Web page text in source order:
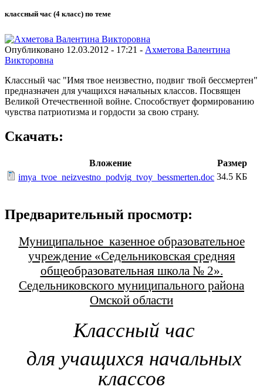
классный час (4 класс) по теме
Опубликовано 12.03.2012 - 17:21 - Ахметова Валентина
Викторовна
Классный час "Имя твое неизвестно, подвиг твой бессмертен"
предназначен для учащихся начальных классов. Посвящен
Великой Отечественной войне. Способствует формированию
чувства патриотизма и гордости за свою страну.
Скачать:
Вложение
Размер
imya_tvoe_neizvestno_podvig_tvoy_bessmerten.doc 34.5 КБ
Предварительный просмотр:
Муниципальное казенное образовательное
учреждение «Седельниковская средняя
общеобразовательная школа № 2».
Седельниковского муниципального района
Омской области
Классный час
для учащихся начальных
классов